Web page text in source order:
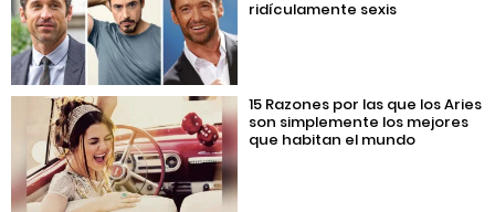
ridículamente sexis
15 Razones por las que los Aries
son simplemente los mejores
que habitan el mundo